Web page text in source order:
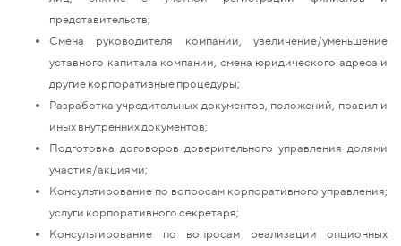
представительств;
Смена руководителя компании, увеличение/уменьшение
уставного капитала компании, смена юридического адреса и
другие корпоративные процедуры;
Разработка учредительных документов, положений, правил и
иных внутренних документов;
Подготовка договоров доверительного управления долями
участия/акциями;
Консультирование по вопросам корпоративного управления;
услуги корпоративного секретаря;
Консультирование по вопросам реализации опционных